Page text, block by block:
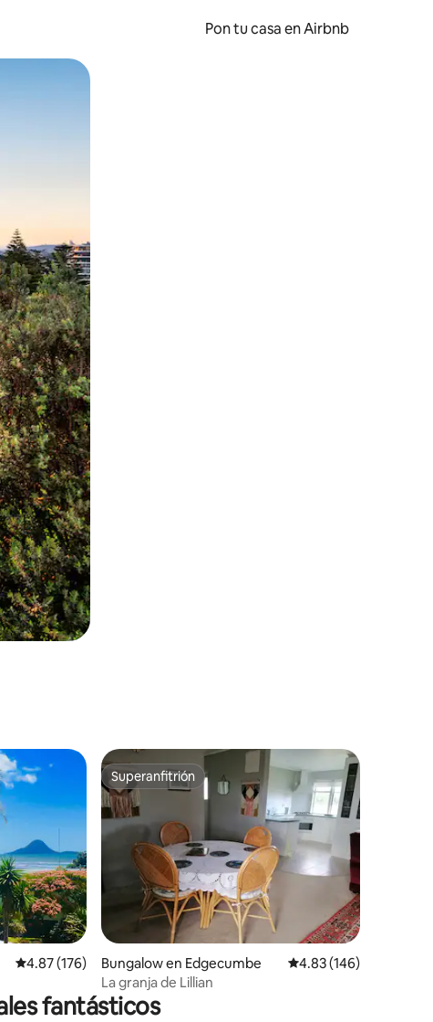
Pon tu casa en Airbnb
o desliza el dedo.
Calificación promedio: 4.87 de 5, 176 reseñas
4.87 (176)
Superanfitrión
Superanfitrión
Bungalow en Edgecumbe Calificación promedio:
4.83 (146)
La granja de Lillian
fantásticos